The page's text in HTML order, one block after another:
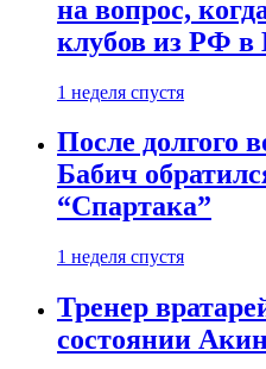
на вопрос,
клубов из РФ в
1 неделя спустя
После долгого
Бабич
“Спартака”
1 неделя спустя
Тренер
состоянии